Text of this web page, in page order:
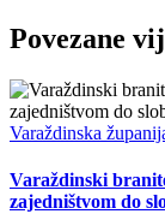
Povezane
Varaždinska
Varaždinski
zajedništvom do